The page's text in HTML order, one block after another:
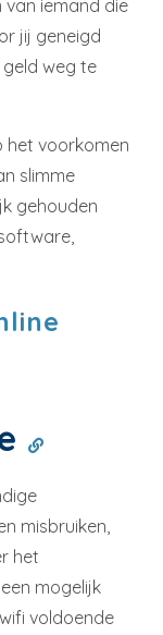
iemand die
jij geneigd
weg te
het voorkomen
slimme
gehouden
misbruiken,
het
mogelijk
voldoende